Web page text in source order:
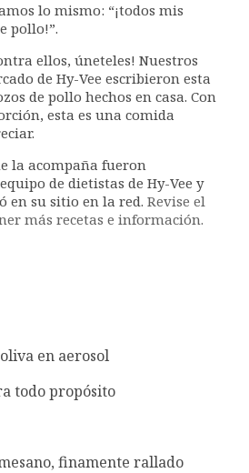
lo mismo: “¡todos mis
pollo!”.
ellos, úneteles! Nuestros
de Hy-Vee escribieron esta
de pollo hechos en casa. Con
esta es una comida
la acompaña fueron
de dietistas de Hy-Vee y
en su sitio en la red. Revise el
más recetas e información.
en aerosol
todo propósito
finamente rallado